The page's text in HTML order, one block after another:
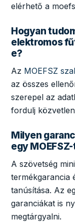
elérhető a
Hogyan
elektromos
e?
Az MOEFSZ
az összes
szerepel az
fordulj
Milyen
egy
A szövetség
termékgarancia
tanúsítása. Az
garanciákat is
megtárgyalni.